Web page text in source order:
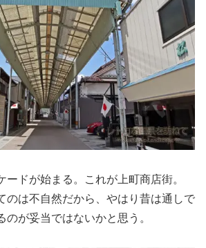
ードが始まる。これが上町商店街。
のは不自然だから、やはり昔は通しで
のが妥当ではないかと思う。